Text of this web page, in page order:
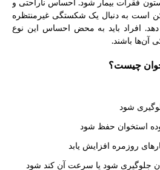
فقرات بیمار شود. احساس ناراحتی و
است به دنبال یک شکستگی غیرمنتظره
افراد باید به محض احساس این نوع
آن‌ها باشند.
چیست؟
شود
استخوان حفظ شود
روزمره افزایش یابد
جلوگیری شود یا سرعت آن کند شود